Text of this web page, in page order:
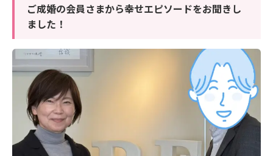
ご成婚の会員さまから幸せエピソードをお聞きし
ました！